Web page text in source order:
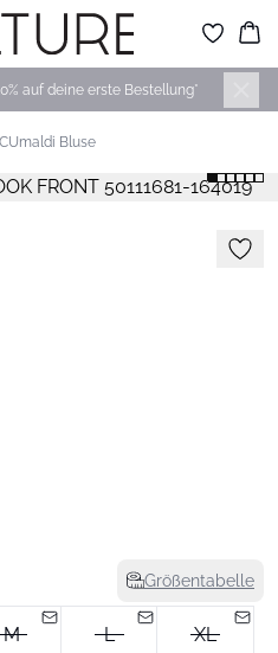
auf deine erste Bestellung*
CUmaldi Bluse
Größentabelle
M L XL